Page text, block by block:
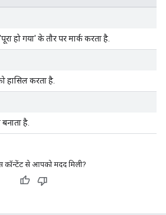
हो गया' के तौर पर मार्क करता है.
हासिल करता है.
है.
कॉन्टेंट से आपको मदद मिली?